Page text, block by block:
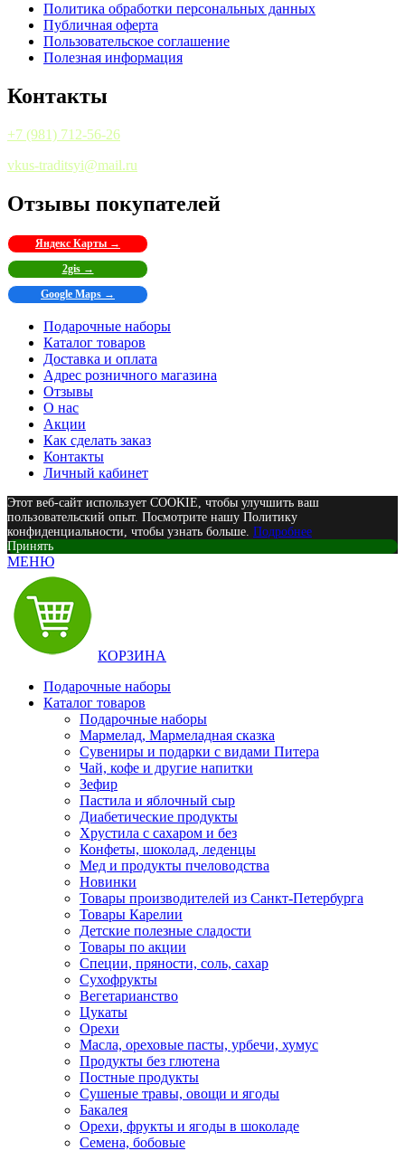
Политика обработки персональных данных
Публичная оферта
Пользовательское соглашение
Полезная информация
Контакты
+7 (981) 712-56-26
vkus-traditsyi@mail.ru
Отзывы покупателей
Яндекс Карты →
2gis →
Google Maps →
Подарочные наборы
Каталог товаров
Доставка и оплата
Адрес розничного магазина
Отзывы
О нас
Акции
Как сделать заказ
Контакты
Личный кабинет
Этот веб-сайт использует COOKIE, чтобы улучшить ваш
пользовательский опыт. Посмотрите нашу Политику
конфиденциальности, чтобы узнать больше. Подробнее
Принять
МЕНЮ
КОРЗИНА
Подарочные наборы
Каталог товаров
Подарочные наборы
Мармелад, Мармеладная сказка
Сувениры и подарки с видами Питера
Чай, кофе и другие напитки
Зефир
Пастила и яблочный сыр
Диабетические продукты
Хрустила с сахаром и без
Конфеты, шоколад, леденцы
Мед и продукты пчеловодства
Новинки
Товары производителей из Санкт-Петербурга
Товары Карелии
Детские полезные сладости
Товары по акции
Специи, пряности, соль, сахар
Сухофрукты
Вегетарианство
Цукаты
Орехи
Масла, ореховые пасты, урбечи, хумус
Продукты без глютена
Постные продукты
Сушеные травы, овощи и ягоды
Бакалея
Орехи, фрукты и ягоды в шоколаде
Семена, бобовые